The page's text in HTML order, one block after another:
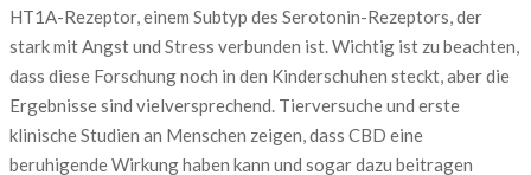
HT1A-Rezeptor, einem Subtyp des Serotonin-Rezeptors, der
stark mit Angst und Stress verbunden ist. Wichtig ist zu beachten,
dass diese Forschung noch in den Kinderschuhen steckt, aber die
Ergebnisse sind vielversprechend. Tierversuche und erste
klinische Studien an Menschen zeigen, dass CBD eine
beruhigende Wirkung haben kann und sogar dazu beitragen